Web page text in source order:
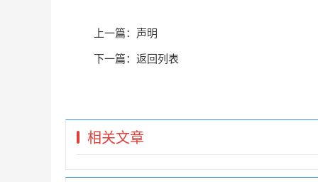
上一篇： 声明
下一篇： 返回列表
相关文章